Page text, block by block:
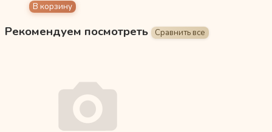
Рекомендуем посмотреть